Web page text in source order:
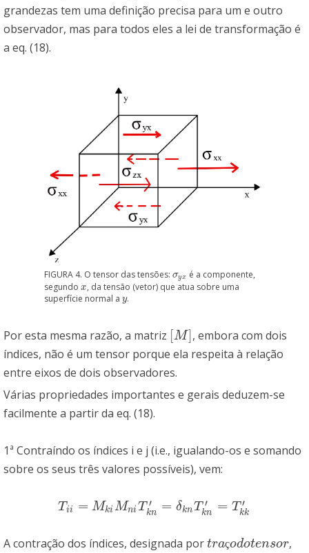
grandezas tem uma definição precisa para um e outro
observador, mas para todos eles a lei de transformação é
a eq. (18).
FIGURA 4. O tensor das tensões: σyx
σyx é a componente,
segundo x
x , da tensão (vetor) que atua sobre uma
superfície normal a y
y.
Por esta mesma razão, a matriz [M]
M] , embora com dois
índices, não é um tensor porque ela respeita à relação
entre eixos de dois observadores.
Várias propriedades importantes e gerais deduzem-se
facilmente a partir da eq. (18).
1ª Contraíndo os índices i e j (i.e., igualando-os e somando
sobre os seus três valores possíveis), vem:
Tii = Mki Mni T ′
kn = δknT ′
kn = T ′
kk
Tii= M kiMniTkn′=δk nT kn′=Tkk ′
A contração dos índices, designada por traçodotensor
traçodotensor ,